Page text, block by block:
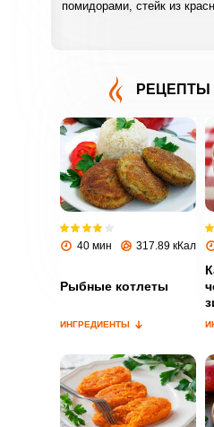
помидорами, стейк из
РЕЦЕПТЫ
40 мин 317.89 кКал
Рыбные котлеты
ИНГРЕДИЕНТЫ
ВХОД НА САЙТ
с помощью
или